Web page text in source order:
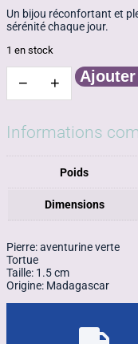
Un bijou réconfortant et
sérénité chaque jour.
1 en stock
−
quantité
de
aventurine
+
Informations
Poids
Dimensions
Pierre: aventurine verte
Tortue
Taille: 1.5 cm
Origine: Madagascar